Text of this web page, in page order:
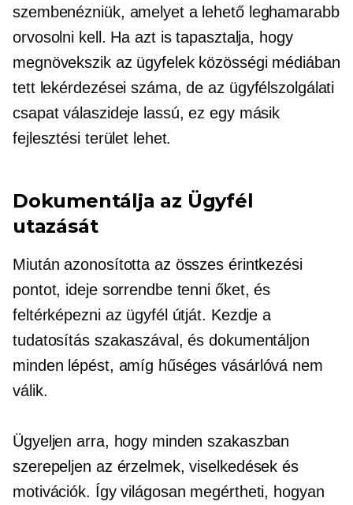
szembenézniük, amelyet a lehető leghamarabb
orvosolni kell. Ha azt is tapasztalja, hogy
megnövekszik az ügyfelek közösségi médiában
tett lekérdezései száma, de az ügyfélszolgálati
csapat válaszideje lassú, ez egy másik
fejlesztési terület lehet.
Dokumentálja az Ügyfél
utazását
Miután azonosította az összes érintkezési
pontot, ideje sorrendbe tenni őket, és
feltérképezni az ügyfél útját. Kezdje a
tudatosítás szakaszával, és dokumentáljon
minden lépést, amíg hűséges vásárlóvá nem
válik.
Ügyeljen arra, hogy minden szakaszban
szerepeljen az érzelmek, viselkedések és
motivációk. Így világosan megértheti, hogyan